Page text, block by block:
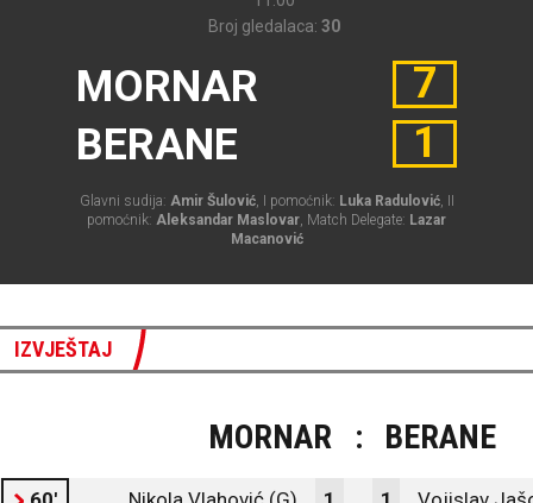
Broj gledalaca: 30
MORNAR
BERANE
7
1
Glavni sudija: Amir Šulović, I pomoćnik: Luka Radulović, II
pomoćnik: Aleksandar Maslovar, Match Delegate: Lazar
Macanović
IZVJEŠTAJ
MORNAR : BERANE